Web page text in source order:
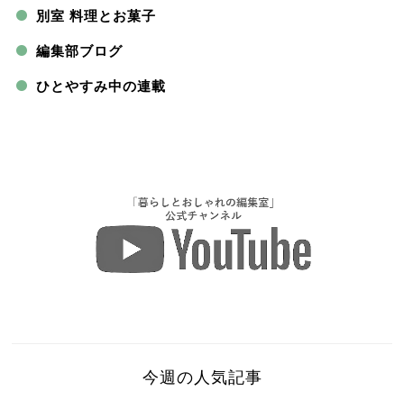
別室 料理とお菓子
編集部ブログ
ひとやすみ中の連載
今週の人気記事